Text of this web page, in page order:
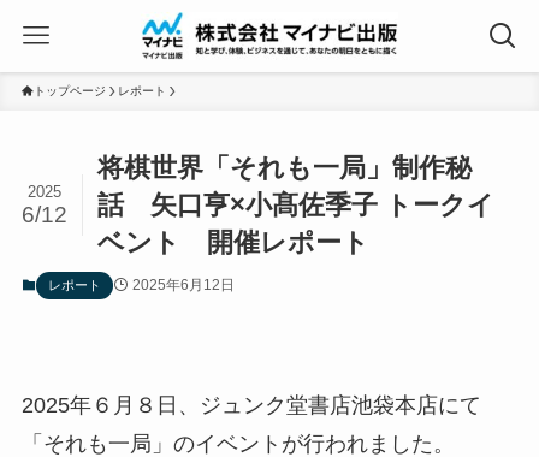
トップページ レポート
将棋世界「それも一局」制作秘
話 矢口亨×小髙佐季子 トークイ
ベント 開催レポート
2025
6/12
レポート 2025年6月12日
2025年６月８日、ジュンク堂書店池袋本店にて
「それも一局」のイベントが行われました。